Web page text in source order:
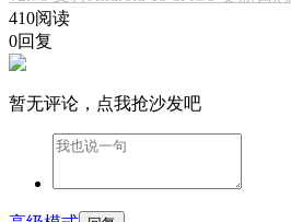
410阅读
0回复
暂无评论，点我抢沙发吧